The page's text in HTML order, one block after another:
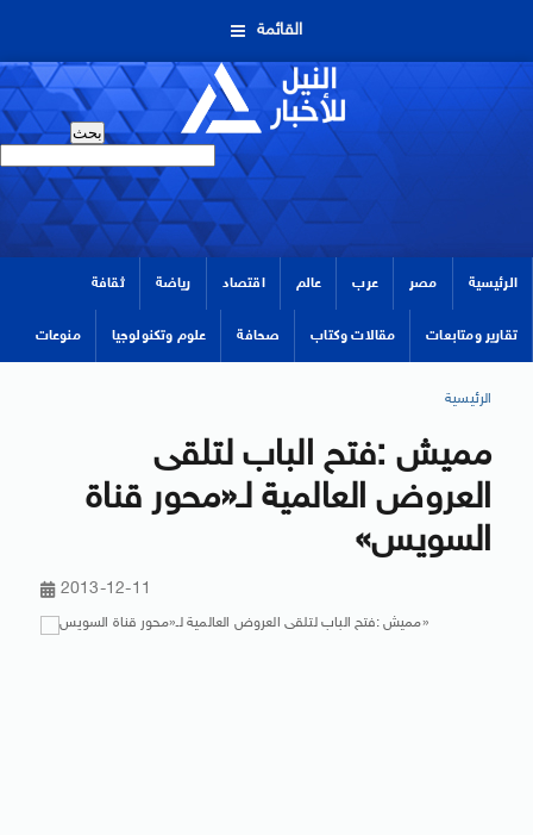
القائمة
الرئيسية مصر عرب عالم اقتصاد رياضة ثقافة
تقارير ومتابعات مقالات وكتاب صحافة علوم وتكنولوجيا منوعات
الرئيسية
مميش :فتح الباب لتلقى
العروض العالمية لـ«محور قناة
السويس»
2013-12-11